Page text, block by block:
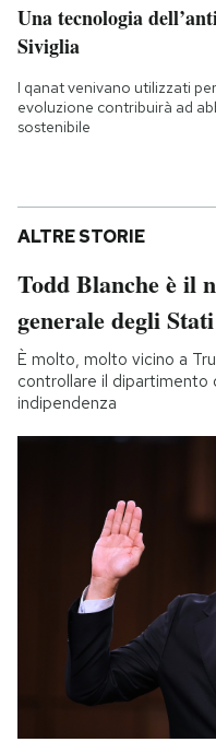
Una tecnologia
Siviglia
I qanat venivano utilizzati
evoluzione contribuirà ad
sostenibile
ALTRE STORIE
Todd Blanche è il
generale degli
È molto, molto vicino a
controllare il dipartimento
indipendenza